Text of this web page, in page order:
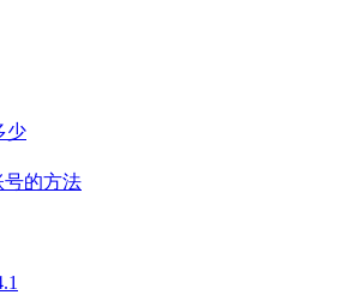
少
号的方法